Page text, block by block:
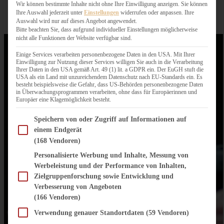
Wir können bestimmte Inhalte nicht ohne Ihre Einwilligung anzeigen. Sie können
Ihre Auswahl jederzeit unter Einstellungen widerrufen oder anpassen. Ihre
Auswahl wird nur auf dieses Angebot angewendet.
Bitte beachten Sie, dass aufgrund individueller Einstellungen möglicherweise
nicht alle Funktionen der Website verfügbar sind.
Einige Services verarbeiten personenbezogene Daten in den USA. Mit Ihrer
Einwilligung zur Nutzung dieser Services willigen Sie auch in die Verarbeitung
Ihrer Daten in den USA gemäß Art. 49 (1) lit. a GDPR ein. Der EuGH stuft die
USA als ein Land mit unzureichendem Datenschutz nach EU-Standards ein. Es
besteht beispielsweise die Gefahr, dass US-Behörden personenbezogene Daten
in Überwachungsprogrammen verarbeiten, ohne dass für Europäerinnen und
Europäer eine Klagemöglichkeit besteht.
Im Folgenden finden Sie eine Liste der Zwecke des IAB Transparency and Consent
Speichern von oder Zugriff auf Informationen auf
einem Endgerät
(168 Vendoren)
Personalisierte Werbung und Inhalte, Messung von
Werbeleistung und der Performance von Inhalten,
Zielgruppenforschung sowie Entwicklung und
Verbesserung von Angeboten
(166 Vendoren)
Verwendung genauer Standortdaten (59 Vendoren)